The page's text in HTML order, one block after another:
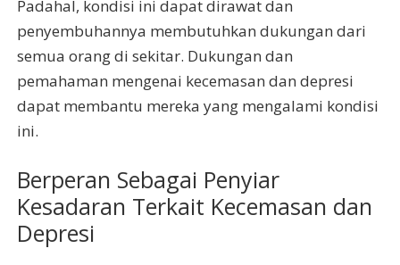
Padahal, kondisi ini dapat dirawat dan
penyembuhannya membutuhkan dukungan dari
semua orang di sekitar. Dukungan dan
pemahaman mengenai kecemasan dan depresi
dapat membantu mereka yang mengalami kondisi
ini.
Berperan Sebagai Penyiar
Kesadaran Terkait Kecemasan dan
Depresi